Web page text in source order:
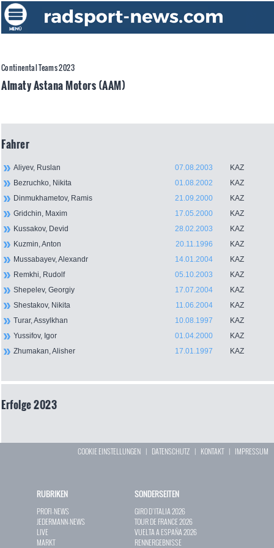
Continental Teams 2023
Almaty Astana Motors (AAM)
Fahrer
Aliyev, Ruslan 07.08.2003
KAZ
Bezruchko, Nikita
01.08.2002
KAZ
Dinmukhametov, Ramis
21.09.2000
KAZ
Gridchin, Maxim
17.05.2000
KAZ
Kussakov, Devid
28.02.2003
KAZ
Kuzmin, Anton
20.11.1996
KAZ
Mussabayev, Alexandr
14.01.2004
KAZ
Remkhi, Rudolf
05.10.2003
KAZ
Shepelev, Georgiy
17.07.2004
KAZ
Shestakov, Nikita
11.06.2004
KAZ
Turar, Assylkhan
10.08.1997
KAZ
Yussifov, Igor
01.04.2000
KAZ
Zhumakan, Alisher
17.01.1997 KAZ
Erfolge 2023
COOKIE EINSTELLUNGEN | DATENSCHUTZ | KONTAKT| IMPRESSUM
RUBRIKEN
PROFI-NEWS
JEDERMANN-NEWS
LIVE
MARKT
SONDERSEITEN
GIRO D`ITALIA 2026
TOUR DE FRANCE 2026
VUELTA A ESPAÑA 2026
RENNERGEBNISSE